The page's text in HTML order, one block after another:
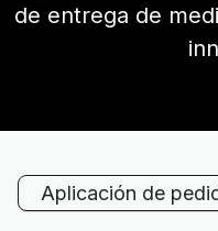
de entrega de
Aplicación de